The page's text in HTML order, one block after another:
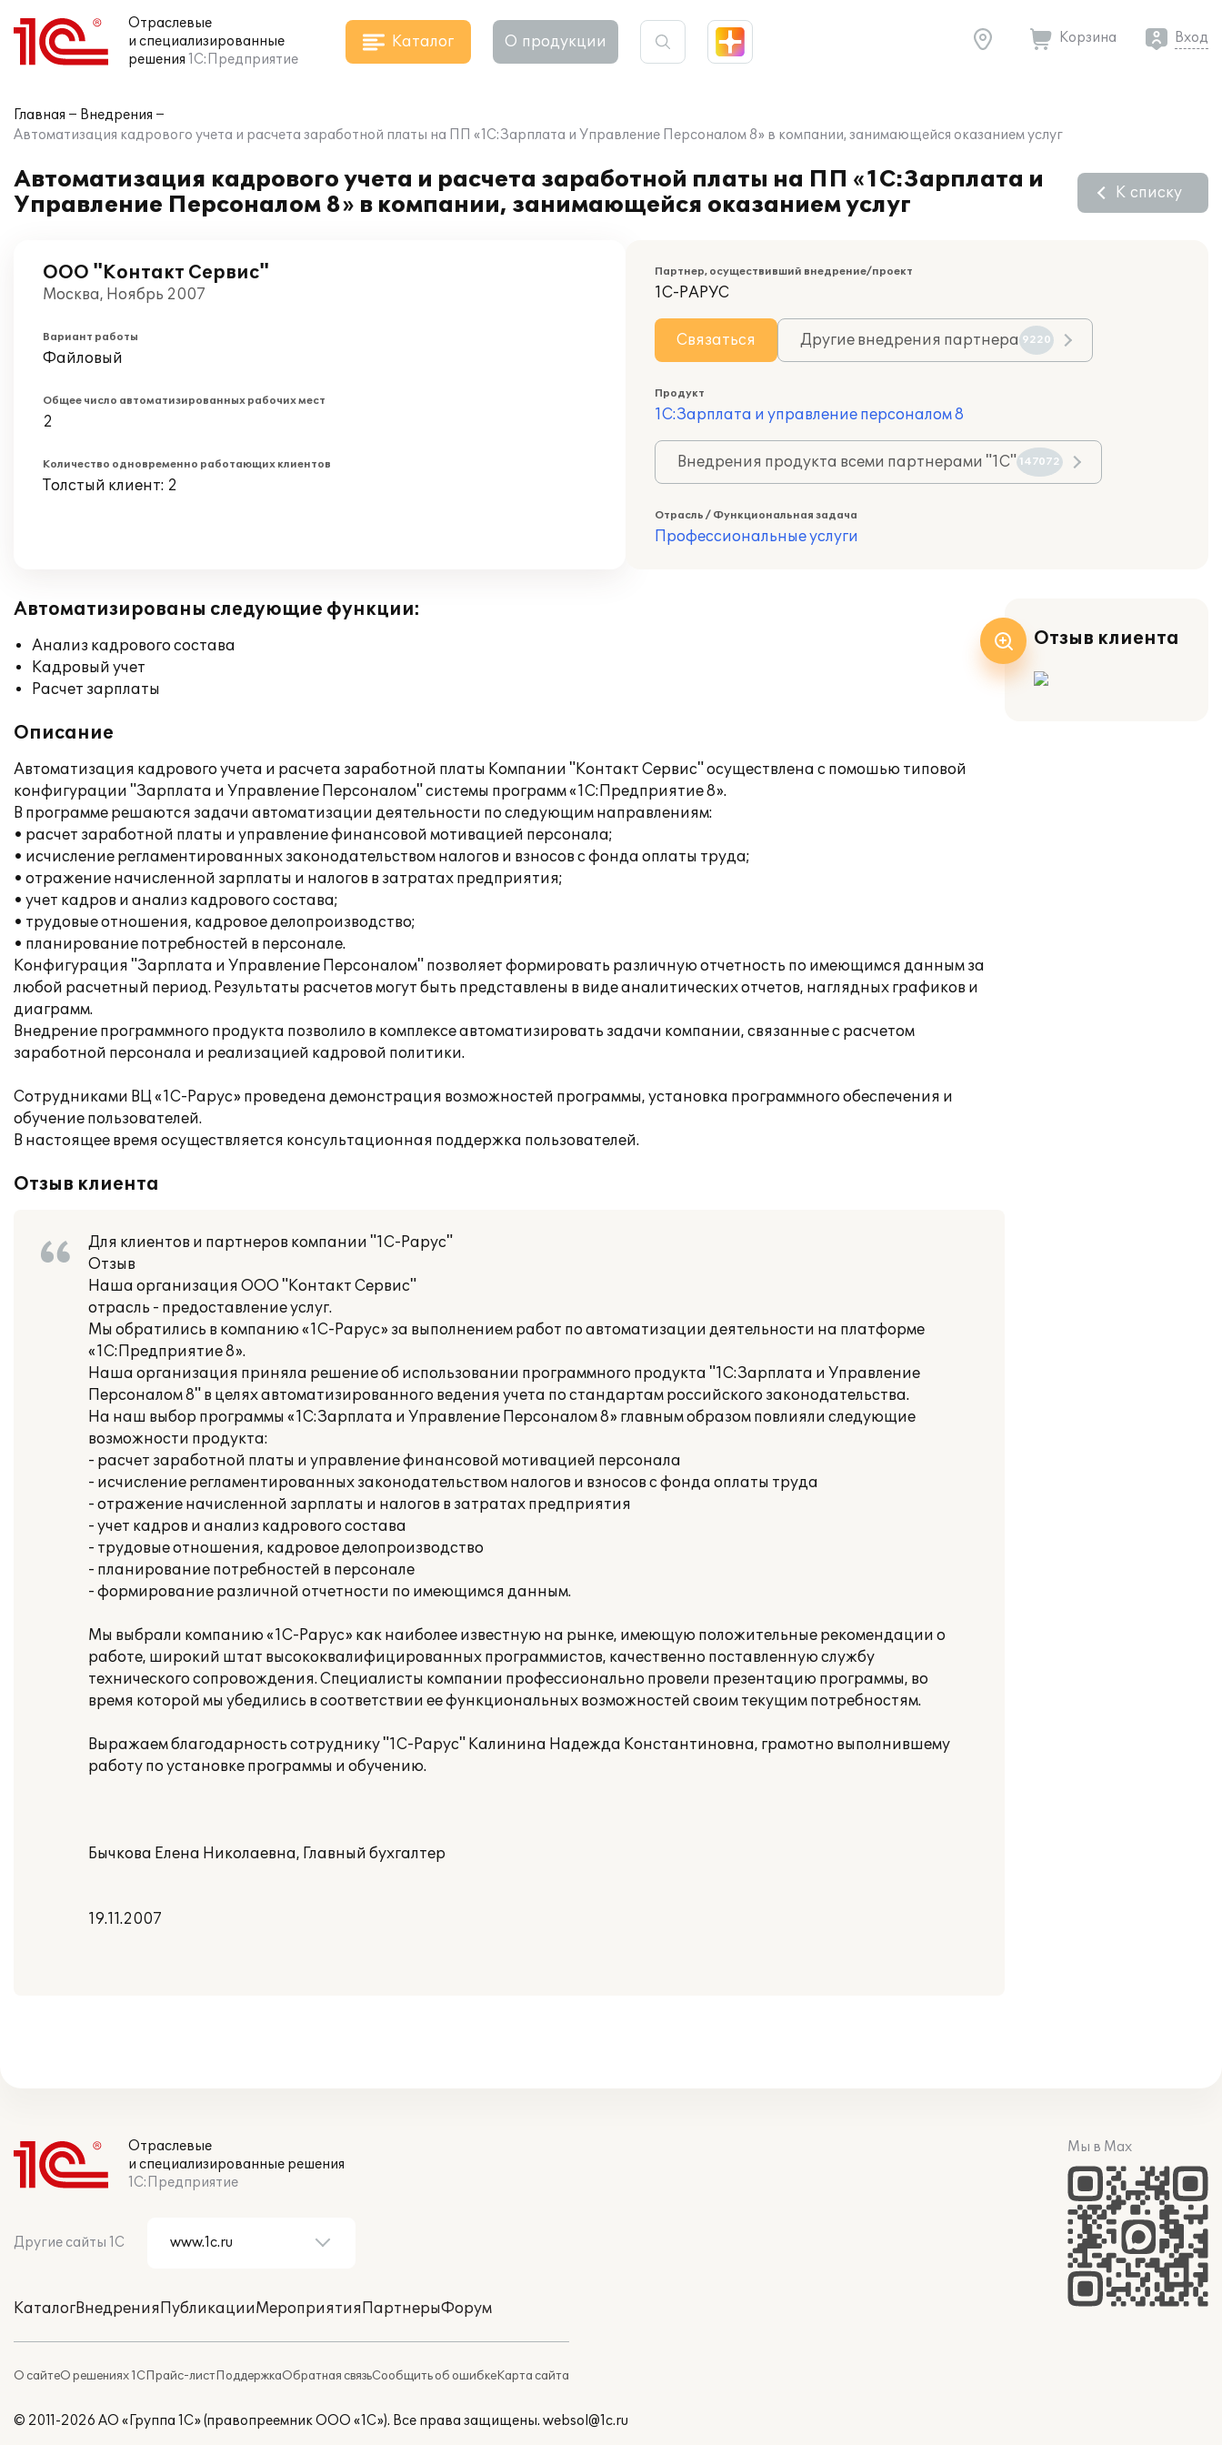
Отраслевые
и специализированные
решения 1С:Предприятие
Каталог О продукции Корзина Вход
Главная
Внедрения
Автоматизация кадрового учета и расчета заработной платы на ПП «1С:Зарплата и Управление Персоналом 8» в компании, занимающейся оказанием услуг
Автоматизация кадрового учета и расчета заработной платы на ПП «1С:Зарплата и
Управление Персоналом 8» в компании, занимающейся оказанием услуг
К списку
ООО "Контакт Сервис"
Москва, Ноябрь 2007
Вариант работы
Файловый
Общее число автоматизированных рабочих мест
2
Количество одновременно работающих клиентов
Толстый клиент: 2
Партнер, осуществивший внедрение/проект
1С-РАРУС
Связаться Другие внедрения партнера 9220
Продукт
1С:Зарплата и управление персоналом 8
Внедрения продукта всеми партнерами "1С" 147072
Отрасль / Функциональная задача
Профессиональные услуги
Автоматизированы следующие функции:
Анализ кадрового состава
Кадровый учет
Расчет зарплаты
Описание
Автоматизация кадрового учета и расчета заработной платы Компании "Контакт Сервис" осуществлена с помошью типовой
конфигурации "Зарплата и Управление Персоналом" системы программ «1С:Предприятие 8».
В программе решаются задачи автоматизации деятельности по следующим направлениям:
• расчет заработной платы и управление финансовой мотивацией персонала;
• исчисление регламентированных законодательством налогов и взносов с фонда оплаты труда;
• отражение начисленной зарплаты и налогов в затратах предприятия;
• учет кадров и анализ кадрового состава;
• трудовые отношения, кадровое делопроизводство;
• планирование потребностей в персонале.
Конфигурация "Зарплата и Управление Персоналом" позволяет формировать различную отчетность по имеющимся данным за
любой расчетный период. Результаты расчетов могут быть представлены в виде аналитических отчетов, наглядных графиков и
диаграмм.
Внедрение программного продукта позволило в комплексе автоматизировать задачи компании, связанные с расчетом
заработной персонала и реализацией кадровой политики.
Сотрудниками ВЦ «1С-Рарус» проведена демонстрация возможностей программы, установка программного обеспечения и
обучение пользователей.
В настоящее время осуществляется консультационная поддержка пользователей.
Отзыв клиента
Для клиентов и партнеров компании "1С-Рарус"
Отзыв
Наша организация ООО "Контакт Сервис"
отрасль - предоставление услуг.
Мы обратились в компанию «1С-Рарус» за выполнением работ по автоматизации деятельности на платформе
«1С:Предприятие 8».
Наша организация приняла решение об использовании программного продукта "1С:Зарплата и Управление
Персоналом 8" в целях автоматизированного ведения учета по стандартам российского законодательства.
На наш выбор программы «1С:Зарплата и Управление Персоналом 8» главным образом повлияли следующие
возможности продукта:
- расчет заработной платы и управление финансовой мотивацией персонала
- исчисление регламентированных законодательством налогов и взносов с фонда оплаты труда
- отражение начисленной зарплаты и налогов в затратах предприятия
- учет кадров и анализ кадрового состава
- трудовые отношения, кадровое делопроизводство
- планирование потребностей в персонале
- формирование различной отчетности по имеющимся данным.
Мы выбрали компанию «1С-Рарус» как наиболее известную на рынке, имеющую положительные рекомендации о
работе, широкий штат высококвалифицированных программистов, качественно поставленную службу
технического сопровождения. Специалисты компании профессионально провели презентацию программы, во
время которой мы убедились в соответствии ее функциональных возможностей своим текущим потребностям.
Выражаем благодарность сотруднику "1C-Papyc" Калинина Надежда Константиновна, грамотно выполнившему
работу по установке программы и обучению.
Бычкова Елена Николаевна, Главный бухгалтер
19.11.2007
Отзыв клиента
Отраслевые
и специализированные решения
1С:Предприятие
Другие сайты 1С
КаталогВнедренияПубликацииМероприятияПартнерыФорум
О сайтеО решениях 1СПрайс-листПоддержкаОбратная связьСообщить об ошибкеКарта сайта
Мы в Max
© 2011-2026 АО «Группа 1С» (правопреемник ООО «1С»). Все права защищены. websol@1c.ru